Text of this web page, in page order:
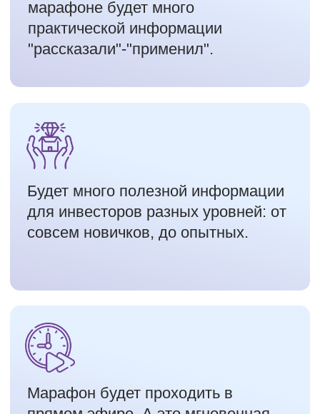
разных этапах инвестирования.
Бонусы и подарки внимательным
слушателям.
ДОМАШНЯЯ,